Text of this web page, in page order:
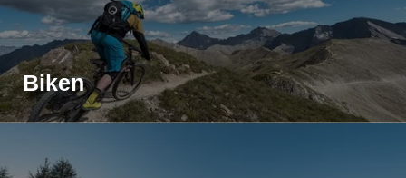
Biken